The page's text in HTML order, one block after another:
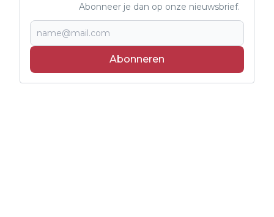
Abonneer je dan op onze nieuwsbrief.
Abonneren